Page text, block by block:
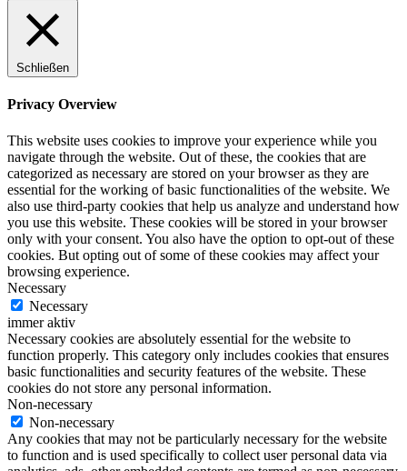
Schließen
Privacy Overview
This website uses cookies to improve your experience while you
navigate through the website. Out of these, the cookies that are
categorized as necessary are stored on your browser as they are
essential for the working of basic functionalities of the website. We
also use third-party cookies that help us analyze and understand how
you use this website. These cookies will be stored in your browser
only with your consent. You also have the option to opt-out of these
cookies. But opting out of some of these cookies may affect your
browsing experience.
Necessary
Necessary
immer aktiv
Necessary cookies are absolutely essential for the website to
function properly. This category only includes cookies that ensures
basic functionalities and security features of the website. These
cookies do not store any personal information.
Non-necessary
Non-necessary
Any cookies that may not be particularly necessary for the website
to function and is used specifically to collect user personal data via